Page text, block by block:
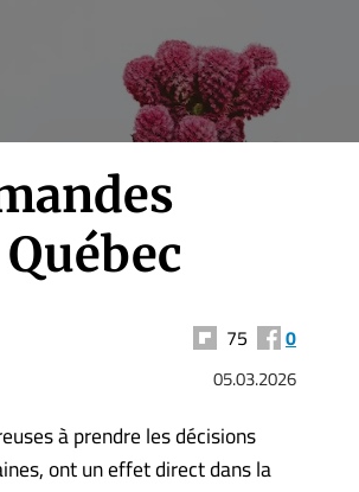
75 0
05.03.2026
à prendre les décisions
ont un effet direct dans la